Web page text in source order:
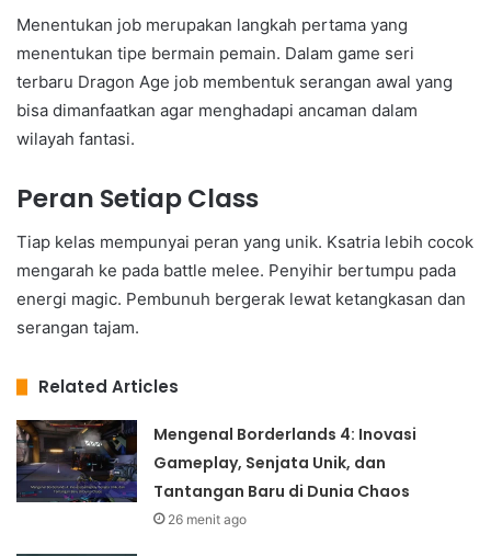
Menentukan job merupakan langkah pertama yang
menentukan tipe bermain pemain. Dalam game seri
terbaru Dragon Age job membentuk serangan awal yang
bisa dimanfaatkan agar menghadapi ancaman dalam
wilayah fantasi.
Peran Setiap Class
Tiap kelas mempunyai peran yang unik. Ksatria lebih cocok
mengarah ke pada battle melee. Penyihir bertumpu pada
energi magic. Pembunuh bergerak lewat ketangkasan dan
serangan tajam.
Related Articles
Mengenal Borderlands 4: Inovasi
Gameplay, Senjata Unik, dan
Tantangan Baru di Dunia Chaos
26 menit ago